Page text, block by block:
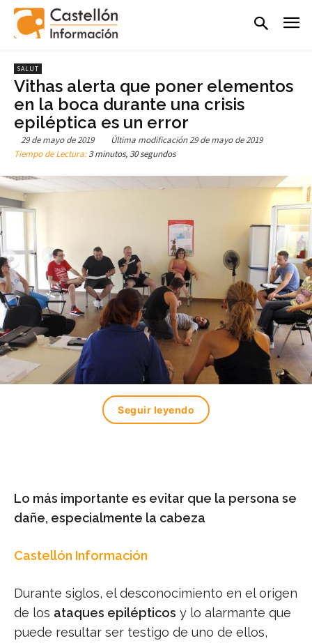
SALUT
Vithas alerta que poner elementos
en la boca durante una crisis
epiléptica es un error
29 de mayo de 2019 Última modificación29 de mayo de 2019
Tiempo de Lectura:3 minutos, 30 segundos
Seguir leyendo
Lo más importante es evitar que la persona se
dañe, especialmente la cabeza
Castellón Información
Durante siglos, el desconocimiento en el origen
de los ataques epilépticos y lo alarmante que
puede resultar ser testigo de uno de ellos,